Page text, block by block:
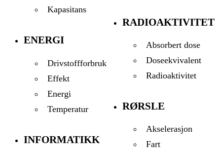
Kapasitans
ENERGI
Drivstoffforbruk
Effekt
Energi
Temperatur
INFORMATIKK
RADIOAKTIVITET
Absorbert dose
Doseekvivalent
Radioaktivitet
RØRSLE
Akselerasjon
Fart